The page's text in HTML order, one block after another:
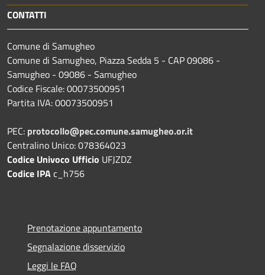
CONTATTI
Comune di Samugheo
Comune di Samugheo, Piazza Sedda 5 - CAP 09086 -
Samugheo - 09086 - Samugheo
Codice Fiscale: 00073500951
Partita IVA: 00073500951
PEC: protocollo@pec.comune.samugheo.or.it
Centralino Unico: 078364023
Codice Univoco Ufficio UFJZDZ
Codice IPAc_h756
Prenotazione appuntamento
Segnalazione disservizio
Leggi le FAQ